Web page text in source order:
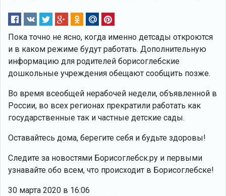
Пока точно не ясно, когда именно детсады откроются
и в каком режиме будут работать. Дополнительную
информацию для родителей борисоглебские
дошкольные учреждения обещают сообщить позже.
Во время всеобщей нерабочей недели, объявленной в
России, во всех регионах прекратили работать как
государственные так и частные детские сады.
Оставайтесь дома, берегите себя и будьте здоровы!
Следите за новостями Борисоглебск.ру и первыми
узнавайте обо всем, что происходит в Борисоглебске!
30 марта 2020 в 16:06